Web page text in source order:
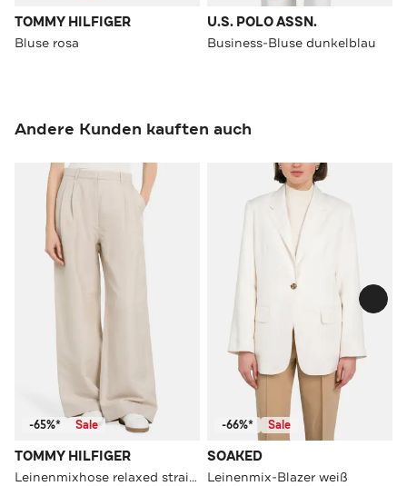
TOMMY HILFIGER
Bluse rosa
U.S. POLO ASSN.
Business-Bluse dunkelblau
Andere Kunden kauften auch
-65%* Sale
TOMMY HILFIGER
Leinenmixhose relaxed straight
-66%* Sale
SOAKED
Leinenmix-Blazer weiß